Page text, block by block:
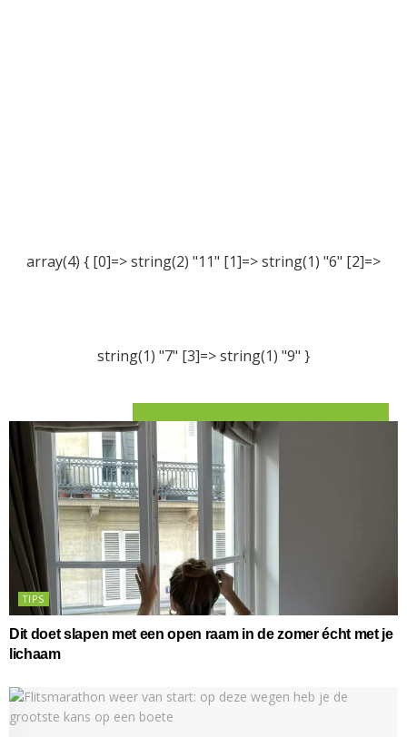
array(4) { [0]=> string(2) "11" [1]=> string(1) "6" [2]=>
string(1) "7" [3]=> string(1) "9" }
TIPS
Dit doet slapen met een open raam in de zomer écht met je
lichaam